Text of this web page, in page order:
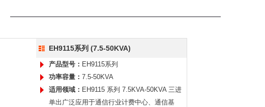
EH9115系列 (7.5-50KVA)
产品型号： EH9115系列
功率容量： 7.5-50KVA
适用领域： EH9115 系列 7.5KVA-50KVA 三进
单出广泛应用于通信行业计费中心、通信基